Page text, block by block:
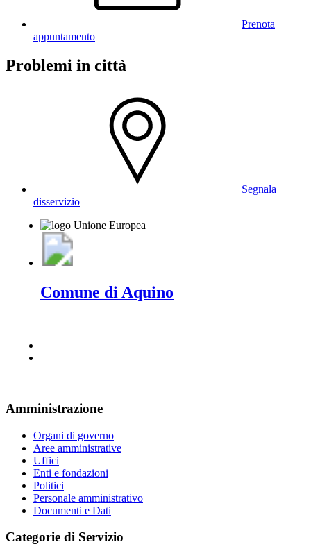
Prenota
appuntamento
Problemi in città
Segnala
disservizio
Comune di Aquino
Amministrazione
Organi di governo
Aree amministrative
Uffici
Enti e fondazioni
Politici
Personale amministrativo
Documenti e Dati
Categorie di Servizio